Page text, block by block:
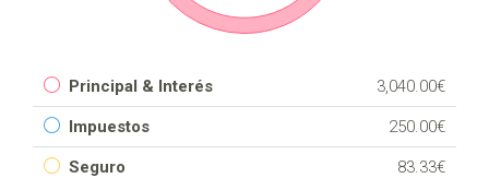
Principal & Interés 3,040.00€
Impuestos 250.00€
Seguro 83.33€